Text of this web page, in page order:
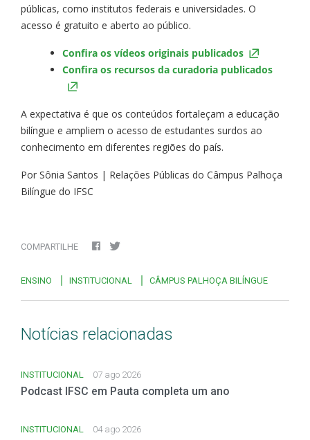
públicas, como institutos federais e universidades. O
acesso é gratuito e aberto ao público.
Confira os vídeos originais publicados
Confira os recursos da curadoria publicados
A expectativa é que os conteúdos fortaleçam a educação
bilíngue e ampliem o acesso de estudantes surdos ao
conhecimento em diferentes regiões do país.
Por Sônia Santos | Relações Públicas do Câmpus Palhoça
Bilíngue do IFSC
COMPARTILHE
ENSINO INSTITUCIONAL CÂMPUS PALHOÇA BILÍNGUE
Notícias relacionadas
INSTITUCIONAL 07 ago 2026
Podcast IFSC em Pauta completa um ano
INSTITUCIONAL 04 ago 2026